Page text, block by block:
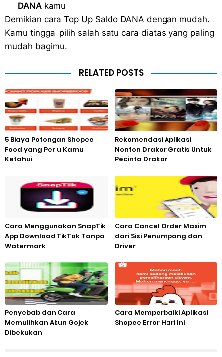
DANAkamu
Demikian cara Top Up Saldo DANA dengan mudah.
Kamu tinggal pilih salah satu cara diatas yang paling
mudah bagimu.
RELATED POSTS
5 Biaya Potongan Shopee
Food yang Perlu Kamu
Ketahui
Rekomendasi Aplikasi
Nonton Drakor Gratis Untuk
Pecinta Drakor
Cara Menggunakan SnapTik
App Download TikTok Tanpa
Watermark
Cara Cancel Order Maxim
dari Sisi Penumpang dan
Driver
Penyebab dan Cara
Memulihkan Akun Gojek
Dibekukan
Cara Memperbaiki Aplikasi
Shopee Error Hari Ini